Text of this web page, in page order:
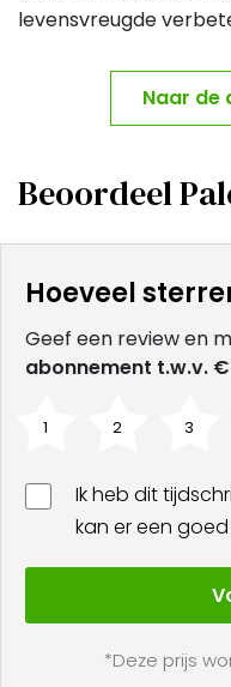
levensvreugde
Naar de
Beoordeel
Hoeveel
Geef een review en
abonnement t.w.v.
3
2
1
Ik heb dit
kan er een
*Deze prijs